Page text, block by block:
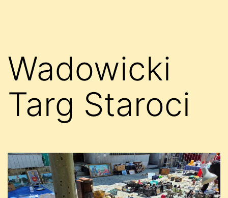
Wadowicki
Targ Staroci